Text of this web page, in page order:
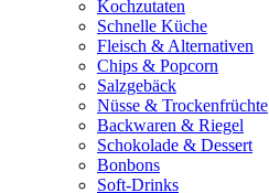
Kochzutaten
Schnelle Küche
Fleisch & Alternativen
Chips & Popcorn
Salzgebäck
Nüsse & Trockenfrüchte
Backwaren & Riegel
Schokolade & Dessert
Bonbons
Soft-Drinks